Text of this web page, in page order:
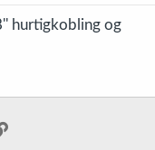
hurtigkobling og